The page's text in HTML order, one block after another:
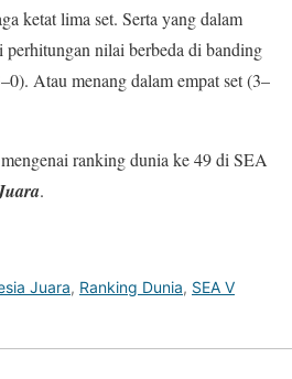
ketat lima set. Serta yang dalam
nilai berbeda di banding
Atau menang dalam empat set (3–
ranking dunia ke 49 di SEA
.
Juara, Ranking Dunia, SEA V